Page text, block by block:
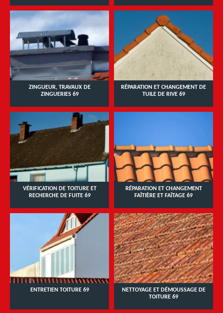
ZINGUEUR, TRAVAUX DE
ZINGUERIES 69
RÉPARATION ET CHANGEMENT DE
TUILE DE RIVE 69
VÉRIFICATION DE TOITURE ET
RECHERCHE DE FUITE 69
RÉPARATION ET CHANGEMENT
FAÎTIÈRE ET FAÎTAGE 69
ENTRETIEN TOITURE 69
NETTOYAGE ET DÉMOUSSAGE DE
TOITURE 69